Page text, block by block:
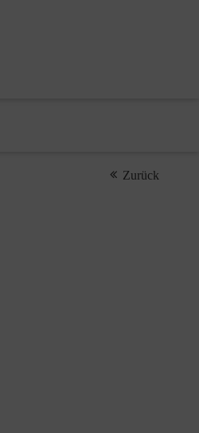
Zurück